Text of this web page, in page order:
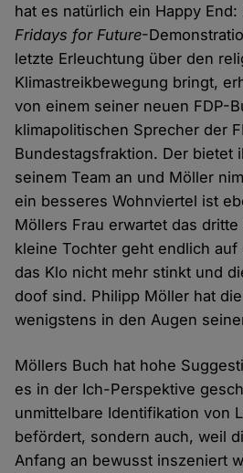
hat es natürlich ein Happy
Fridays for Future-
letzte Erleuchtung über den
Klimastreikbewegung bringt,
von einem seiner neuen FDP-
klimapolitischen Sprecher der
Bundestagsfraktion. Der bietet
seinem Team an und Möller
ein besseres Wohnviertel ist
Möllers Frau erwartet das
kleine Tochter geht endlich
das Klo nicht mehr stinkt und
doof sind. Philipp Möller hat
wenigstens in den Augen
Möllers Buch hat hohe
es in der Ich-Perspektive
unmittelbare Identifikation von
befördert, sondern auch, weil
Anfang an bewusst inszeniert